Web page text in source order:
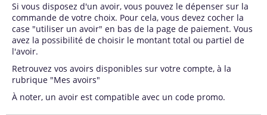
Si vous disposez d'un avoir, vous pouvez le dépenser sur la
commande de votre choix. Pour cela, vous devez cocher la
case "utiliser un avoir" en bas de la page de paiement. Vous
avez la possibilité de choisir le montant total ou partiel de
l'avoir.
Retrouvez vos avoirs disponibles sur votre compte, à la
rubrique "Mes avoirs"
À noter, un avoir est compatible avec un code promo.